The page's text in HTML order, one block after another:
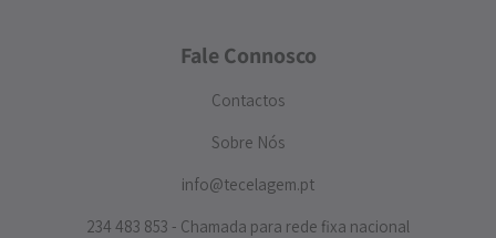
Fale Connosco
Contactos
Sobre Nós
info@tecelagem.pt
234 483 853 - Chamada para rede fixa nacional